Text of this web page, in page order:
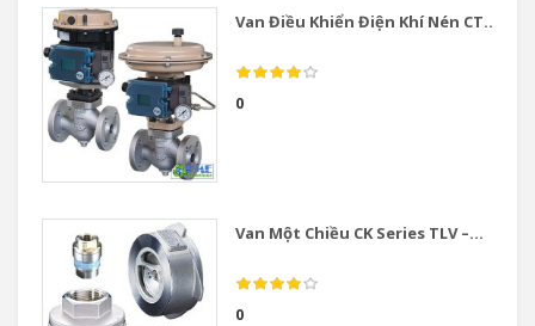
Van Điều Khiển Điện Khí Nén CT...
0
Van Một Chiều CK Series TLV –...
0